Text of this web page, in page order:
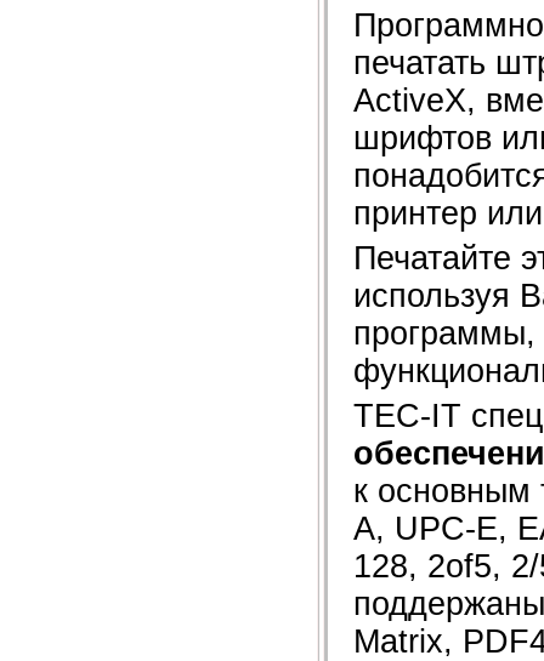
печатать
ActiveX,
шрифтов
принтер
Печатайте
используя
TEC-IT
к основным
A, UPC-E,
128, 2of5,
Matrix,